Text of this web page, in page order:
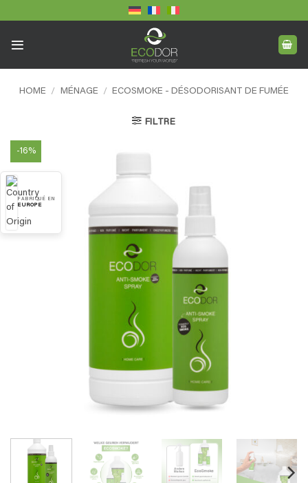
to
HOME / MÉNAGE / ECOSMOKE - DÉSODORISANT DE FUMÉE
FILTRE
-16%
FABRIQUÉ EN
EUROPE